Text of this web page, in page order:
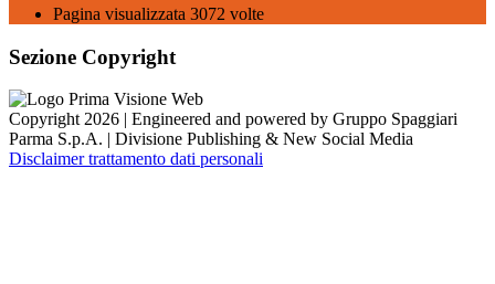
Pagina visualizzata 3072 volte
Sezione Copyright
Copyright 2026 | Engineered and powered by Gruppo Spaggiari
Parma S.p.A. | Divisione Publishing & New Social Media
Disclaimer trattamento dati personali